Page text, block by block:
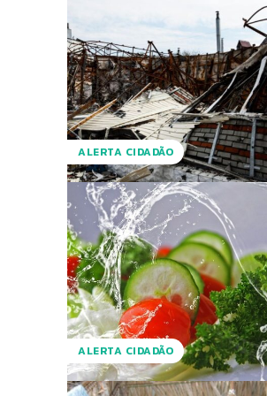
ALERTA CIDADÃO
ALERTA CIDADÃO